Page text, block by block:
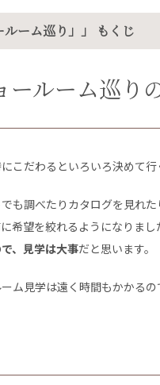
ルーム巡り」」 もくじ
ールーム巡り
こだわるといろいろ決めて行
も調べたりカタログを見れ
希望を絞れるようになりまし
、見学は大事だと思います。
ム見学は遠く時間もかかる